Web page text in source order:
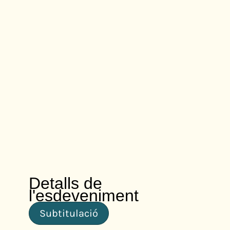
Detalls de
l'esdeveniment
Subtitulació